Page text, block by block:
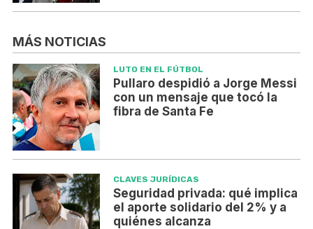
MÁS NOTICIAS
LUTO EN EL FÚTBOL
Pullaro despidió a Jorge Messi
con un mensaje que tocó la
fibra de Santa Fe
CLAVES JURÍDICAS
Seguridad privada: qué implica
el aporte solidario del 2% y a
quiénes alcanza